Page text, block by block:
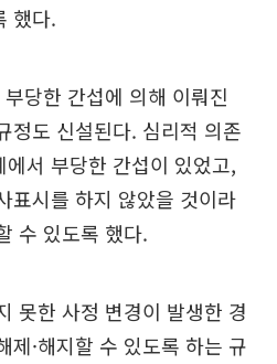
했다.
당한 간섭에 의해 이뤄진
정도 신설된다. 심리적 의존
서 부당한 간섭이 있었고,
표시를 하지 않았을 것이라
수 있도록 했다.
못한 사정 변경이 발생한 경
제·해지할 수 있도록 하는 규